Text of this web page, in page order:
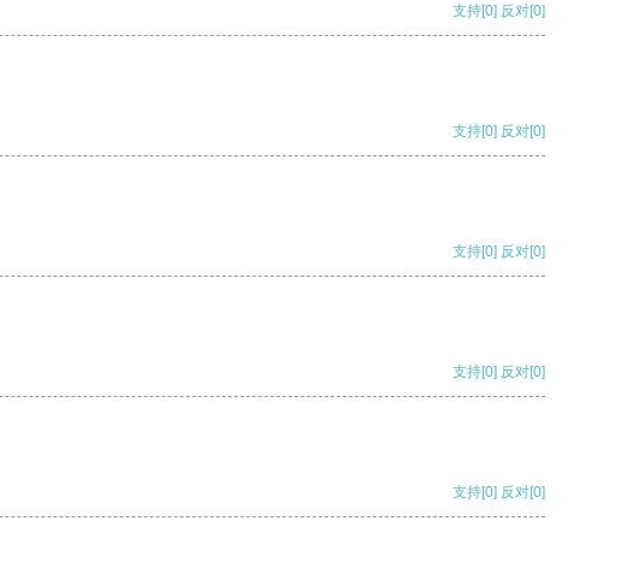
支持[0] 反对[0]
支持[0] 反对[0]
支持[0] 反对[0]
支持[0] 反对[0]
支持[0] 反对[0]